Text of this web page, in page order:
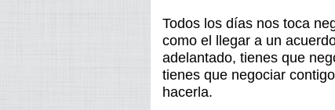
Todos los días nos toca
como el llegar a un
adelantado, tienes que
tienes que negociar
hacerla.